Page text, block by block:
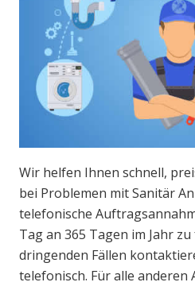
Wir helfen Ihnen schnell,
bei Problemen mit Sanitär
telefonische
Tag an 365 Tagen im Jahr
dringenden Fällen
telefonisch. Für alle anderen